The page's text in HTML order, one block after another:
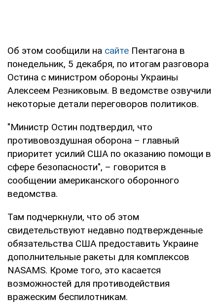
Об этом сообщили на сайте Пентагона в
понедельник, 5 декабря, по итогам разговора
Остина с министром обороны Украины
Алексеем Резниковым. В ведомстве озвучили
некоторые детали переговоров политиков.
"Министр Остин подтвердил, что
противовоздушная оборона – главный
приоритет усилий США по оказанию помощи в
сфере безопасности", – говорится в
сообщении американского оборонного
ведомства.
Там подчеркнули, что об этом
свидетельствуют недавно подтвержденные
обязательства США предоставить Украине
дополнительные ракеты для комплексов
NASAMS. Кроме того, это касается
возможностей для противодействия
вражеским беспилотникам.